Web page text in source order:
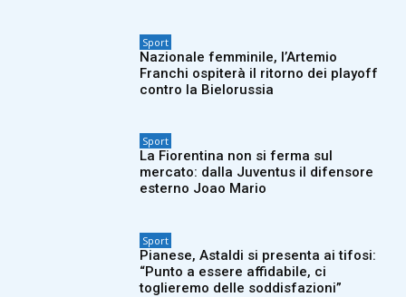
Sport
Nazionale femminile, l’Artemio
Franchi ospiterà il ritorno dei playoff
contro la Bielorussia
Sport
La Fiorentina non si ferma sul
mercato: dalla Juventus il difensore
esterno Joao Mario
Sport
Pianese, Astaldi si presenta ai tifosi:
“Punto a essere affidabile, ci
toglieremo delle soddisfazioni”